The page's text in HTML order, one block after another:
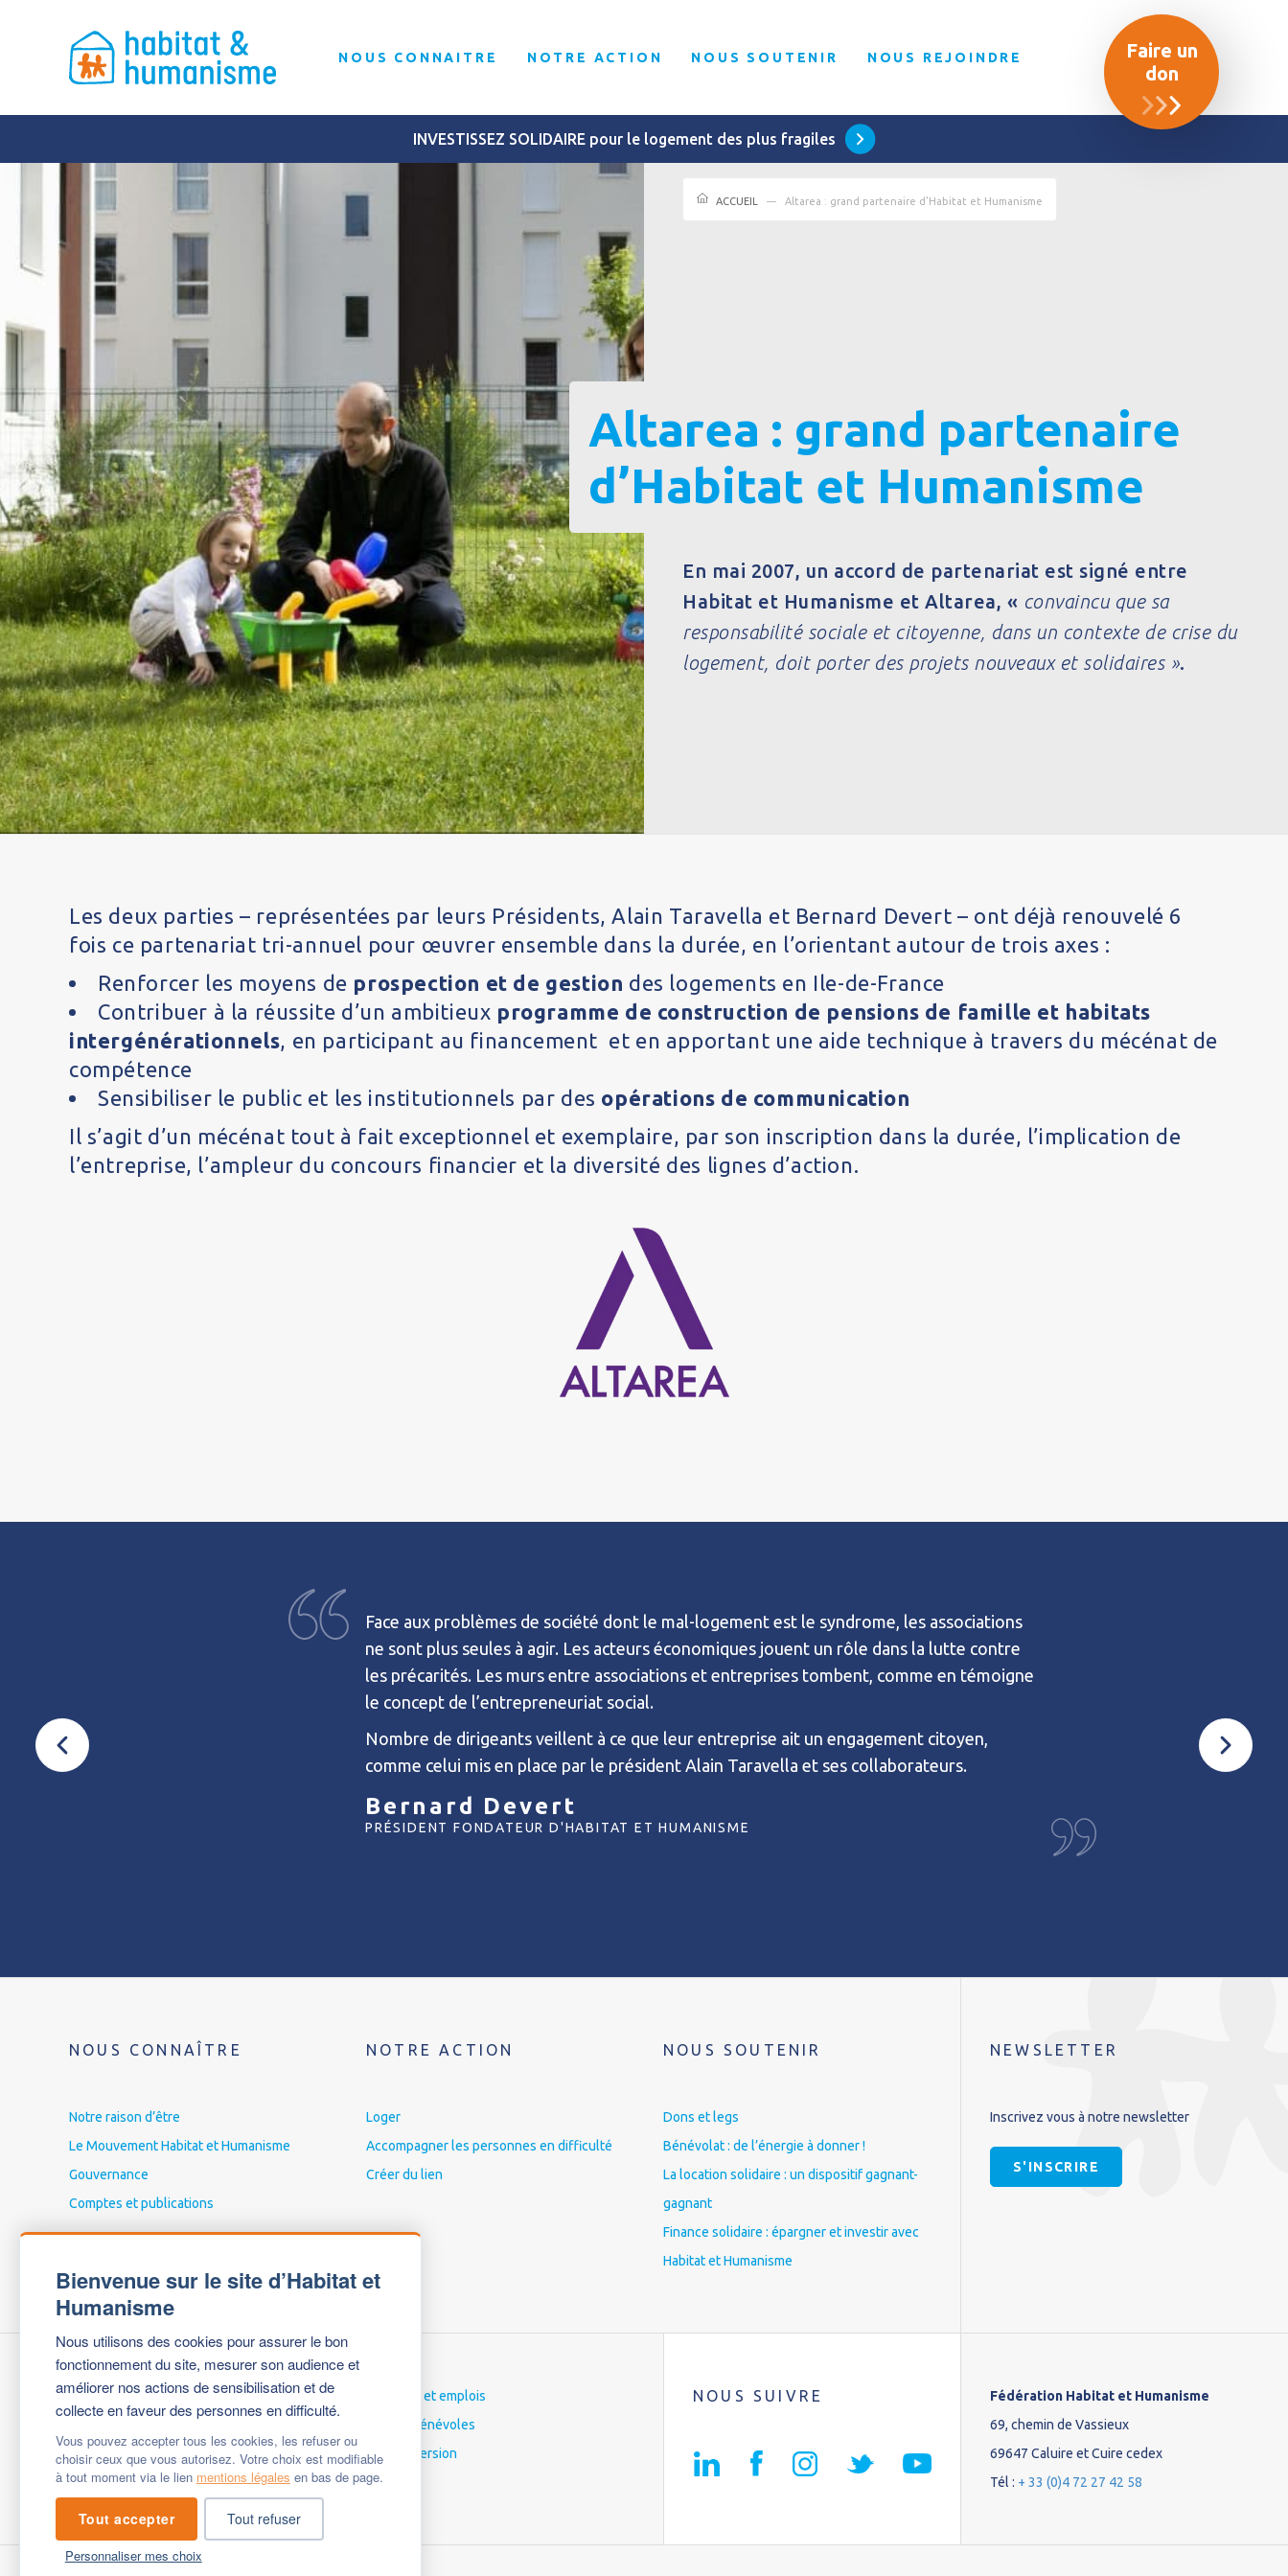
Bienvenue sur le site d’Habitat et
Humanisme
Nous utilisons des cookies pour assurer le bon
fonctionnement du site, mesurer son audience et
améliorer nos actions de sensibilisation et de
collecte en faveur des personnes en difficulté.
Vous pouvez accepter tous les cookies, les refuser ou
choisir ceux que vous autorisez. Votre choix est modifiable
à tout moment via le lien mentions légales en bas de page.
Tout accepter Tout refuser
Personnaliser mes choix
NOUS CONNAITRE NOTRE ACTION NOUS SOUTENIR NOUS REJOINDRE
Faire un
don
INVESTISSEZ SOLIDAIRE pour le logement des plus fragiles
ACCUEIL Altarea : grand partenaire d’Habitat et Humanisme
Altarea : grand partenaire
d’Habitat et Humanisme
En mai 2007, un accord de partenariat est signé entre
Habitat et Humanisme et Altarea, « convaincu que sa
responsabilité sociale et citoyenne, dans un contexte de crise du
logement, doit porter des projets nouveaux et solidaires ».
Les deux parties – représentées par leurs Présidents, Alain Taravella et Bernard Devert – ont déjà renouvelé 6
fois ce partenariat tri-annuel pour œuvrer ensemble dans la durée, en l’orientant autour de trois axes :
Renforcer les moyens de prospection et de gestion des logements en Ile-de-France
Contribuer à la réussite d’un ambitieux programme de construction de pensions de famille et habitats
intergénérationnels, en participant au financement et en apportant une aide technique à travers du mécénat de
compétence
Sensibiliser le public et les institutionnels par des opérations de communication
Il s’agit d’un mécénat tout à fait exceptionnel et exemplaire, par son inscription dans la durée, l’implication de
l’entreprise, l’ampleur du concours financier et la diversité des lignes d’action.
Face aux problèmes de société dont le mal-logement est le syndrome, les associations
ne sont plus seules à agir. Les acteurs économiques jouent un rôle dans la lutte contre
les précarités. Les murs entre associations et entreprises tombent, comme en témoigne
le concept de l’entrepreneuriat social.
Nombre de dirigeants veillent à ce que leur entreprise ait un engagement citoyen,
comme celui mis en place par le président Alain Taravella et ses collaborateurs.
Bernard Devert
PRÉSIDENT FONDATEUR D'HABITAT ET HUMANISME
NOUS CONNAÎTRE
Notre raison d’être
Le Mouvement Habitat et Humanisme
Gouvernance
Comptes et publications
NOTRE ACTION
Loger
Accompagner les personnes en difficulté
Créer du lien
NOUS SOUTENIR
Dons et legs
Bénévolat : de l’énergie à donner !
La location solidaire : un dispositif gagnant-
gagnant
Finance solidaire : épargner et investir avec
Habitat et Humanisme
NEWSLETTER
Inscrivez vous à notre newsletter
S'INSCRIRE
Nous contacter
Mentions légales
Questions fréquentes
Carrières et emplois
Espace bénévoles
English version
NOUS SUIVRE
Fédération Habitat et Humanisme
69, chemin de Vassieux
69647 Caluire et Cuire cedex
Tél : + 33 (0)4 72 27 42 58